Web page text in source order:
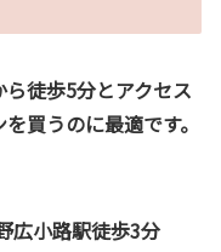
徒歩5分とアクセス
買うのに最適です。
広小路駅徒歩3分